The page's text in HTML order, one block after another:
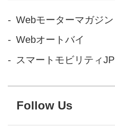
Webモーターマガジン
Webオートバイ
スマートモビリティJP
Follow Us